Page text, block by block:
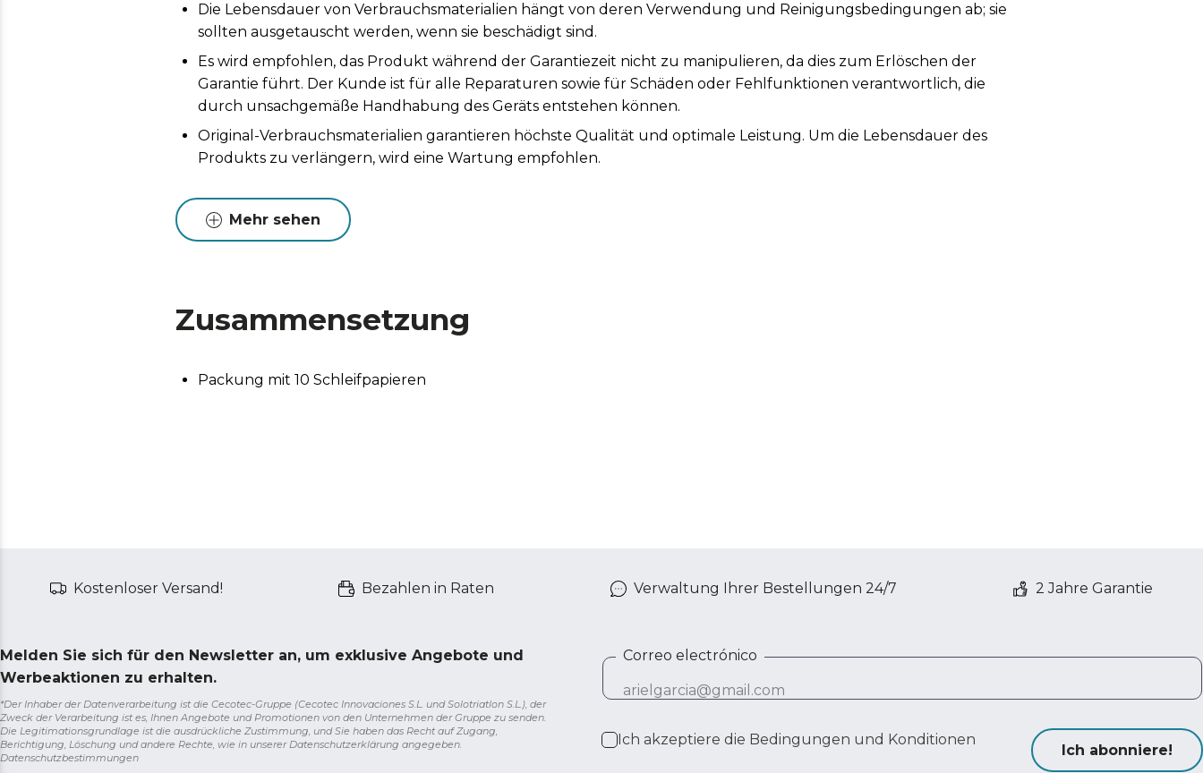
Die Lebensdauer von Verbrauchsmaterialien hängt von deren Verwendung und Reinigungsbedingungen ab; sie
sollten ausgetauscht werden, wenn sie beschädigt sind.
Es wird empfohlen, das Produkt während der Garantiezeit nicht zu manipulieren, da dies zum Erlöschen der
Garantie führt. Der Kunde ist für alle Reparaturen sowie für Schäden oder Fehlfunktionen verantwortlich, die
durch unsachgemäße Handhabung des Geräts entstehen können.
Original-Verbrauchsmaterialien garantieren höchste Qualität und optimale Leistung. Um die Lebensdauer des
Produkts zu verlängern, wird eine Wartung empfohlen.
Mehr sehen
Zusammensetzung
Packung mit 10 Schleifpapieren
Kostenloser Versand! Bezahlen in Raten Verwaltung Ihrer Bestellungen 24/7 2 Jahre Garantie
Melden Sie sich für den Newsletter an, um exklusive Angebote und
Werbeaktionen zu erhalten.
*Der Inhaber der Datenverarbeitung ist die Cecotec-Gruppe (Cecotec Innovaciones S.L. und Solotriatlon S.L.), der
Zweck der Verarbeitung ist es, Ihnen Angebote und Promotionen von den Unternehmen der Gruppe zu senden.
Die Legitimationsgrundlage ist die ausdrückliche Zustimmung, und Sie haben das Recht auf Zugang,
Berichtigung, Löschung und andere Rechte, wie in unserer Datenschutzerklärung angegeben.
Datenschutzbestimmungen
Correo electrónico
Ich akzeptiere die Bedingungen und Konditionen
Ich abonniere!